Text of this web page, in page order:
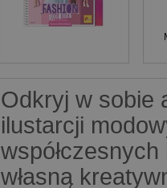
Odkryj w sobie
ilustarcji
własną